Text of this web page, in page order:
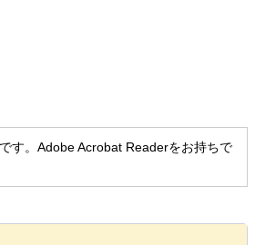
す。Adobe Acrobat Readerをお持ちで